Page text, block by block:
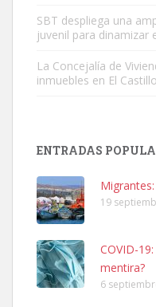
Leales.org » Gran Canaria
SBT despliega una
juvenil para dinamizar
La Concejalía de
inmuebles en El
ENTRADAS
19
COVID-
mentira?
6